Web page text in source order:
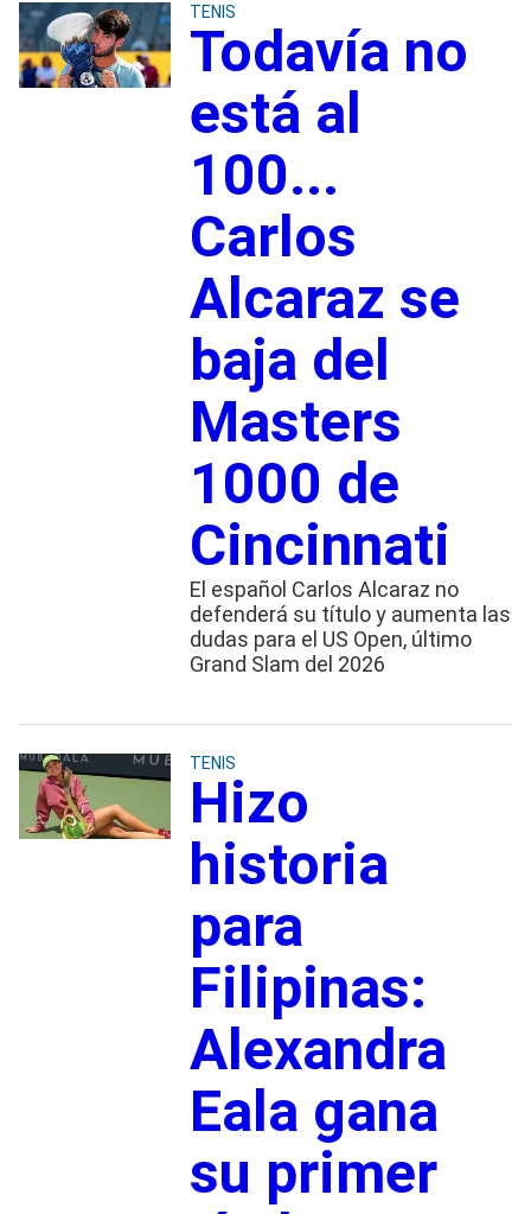
TENIS
Todavía no
está al
100...
Carlos
Alcaraz se
baja del
Masters
1000 de
Cincinnati
El español Carlos Alcaraz no
defenderá su título y aumenta las
dudas para el US Open, último
Grand Slam del 2026
TENIS
Hizo
historia
para
Filipinas:
Alexandra
Eala gana
su primer